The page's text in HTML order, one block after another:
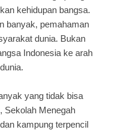
kehidupan bangsa.
banyak, pemahaman
dunia. Bukan
Indonesia ke arah
yang tidak bisa
Sekolah Menegah
kampung terpencil